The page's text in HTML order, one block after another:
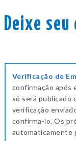
Deixe
Verificação de
confirmação após
só será publicado
verificação
confirma-lo. Os
automaticamente